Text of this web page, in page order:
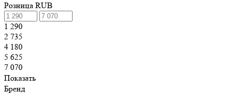
Розница RUB
1 290
2 735
4 180
5 625
7 070
Показать
Бренд